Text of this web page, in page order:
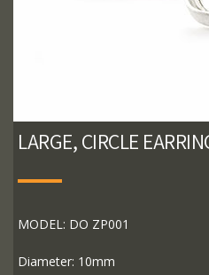
LARGE, CIRCLE
MODEL: DO ZP001
Diameter: 10mm